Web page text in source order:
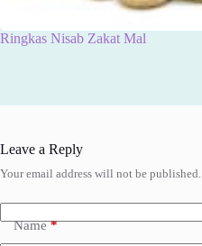
Ringkas Nisab Zakat Mal
Leave a Reply
Your email address will not be published.
Name*